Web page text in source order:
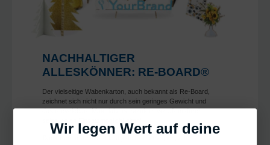
NACHHALTIGER
ALLESKÖNNER: RE-BOARD®
Der vielseitige Wabenkarton, auch bekannt als Re-Board,
zeichnet sich nicht nur durch sein geringes Gewicht und
das recyclebare Material aus, sondern vor allem durch
Dank Konturschnitt ist fast jede Form möglich, auch
Wir legen Wert auf deine